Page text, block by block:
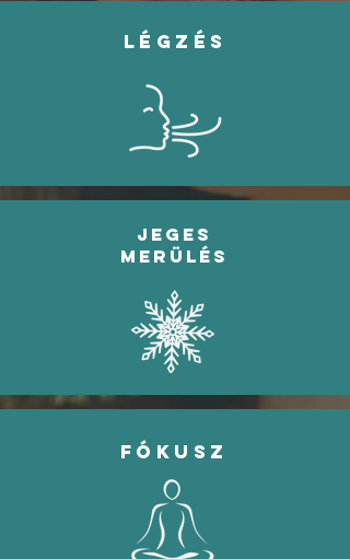
légzés
jeges
merülés
fókusz